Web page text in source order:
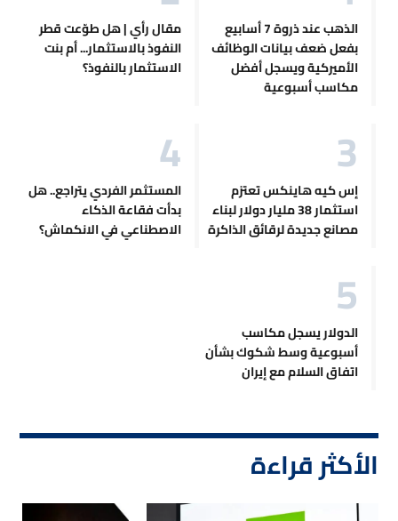
الذهب عند ذروة 7 أسابيع
بفعل ضعف بيانات الوظائف
الأميركية ويسجل أفضل
مكاسب أسبوعية
مقال رأي | هل طوّعت قطر
النفوذ بالاستثمار... أم بنت
الاستثمار بالنفوذ؟
إس كيه هاينكس تعتزم
استثمار 38 مليار دولار لبناء
مصانع جديدة لرقائق الذاكرة
المستثمر الفردي يتراجع.. هل
بدأت فقاعة الذكاء
الاصطناعي في الانكماش؟
الدولار يسجل مكاسب
أسبوعية وسط شكوك بشأن
اتفاق السلام مع إيران
الأكثر قراءة